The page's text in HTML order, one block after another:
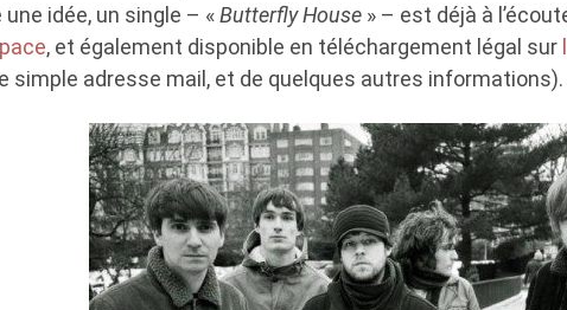
une idée, un single – «Butterfly House » – est déjà à
, et également disponible en téléchargement légal sur
simple adresse mail, et de quelques autres informations).